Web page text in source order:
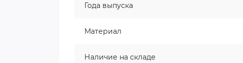
Года выпуска
Материал
Наличие на складе